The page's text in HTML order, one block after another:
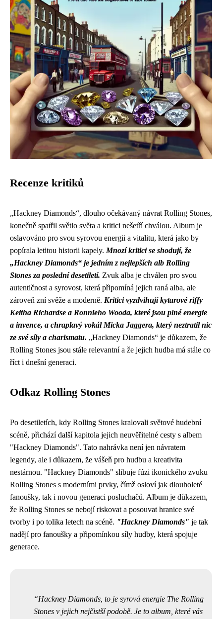
Recenze kritiků
„Hackney Diamonds“, dlouho očekávaný návrat Rolling Stones,
konečně spatřil světlo světa a kritici nešetří chválou. Album je
oslavováno pro svou syrovou energii a vitalitu, která jako by
popírala letitou historii kapely. Mnozí kritici se shodují, že
„Hackney Diamonds“ je jedním z nejlepších alb Rolling
Stones za poslední desetiletí. Zvuk alba je chválen pro svou
autentičnost a syrovost, která připomíná jejich raná alba, ale
zároveň zní svěže a moderně. Kritici vyzdvihují kytarové riffy
Keitha Richardse a Ronnieho Wooda, které jsou plné energie
a invence, a chraplavý vokál Micka Jaggera, který neztratil nic
ze své síly a charismatu. „Hackney Diamonds“ je důkazem, že
Rolling Stones jsou stále relevantní a že jejich hudba má stále co
říct i dnešní generaci.
Odkaz Rolling Stones
Po desetiletích, kdy Rolling Stones kralovali světové hudební
scéně, přichází další kapitola jejich neuvěřitelné cesty s albem
"Hackney Diamonds". Tato nahrávka není jen návratem
legendy, ale i důkazem, že vášeň pro hudbu a kreativita
nestárnou. "Hackney Diamonds" slibuje fúzi ikonického zvuku
Rolling Stones s moderními prvky, čímž osloví jak dlouholeté
fanoušky, tak i novou generaci posluchačů. Album je důkazem,
že Rolling Stones se nebojí riskovat a posouvat hranice své
tvorby i po tolika letech na scéně. "Hackney Diamonds" je tak
nadějí pro fanoušky a připomínkou síly hudby, která spojuje
generace.
Hackney Diamonds, to je syrová energie The Rolling
Stones v jejich nejčistší podobě. Je to album, které vás